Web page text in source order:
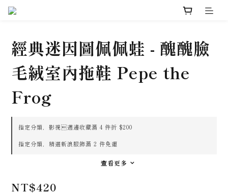
經典迷因圖佩佩蛙 - 醜醜臉
毛絨室內拖鞋 Pepe the
Frog
指定分類，影視週邊收藏滿 4 件折 $200
指定分類，精選新浪服飾滿 2 件免運
查看更多
NT$420